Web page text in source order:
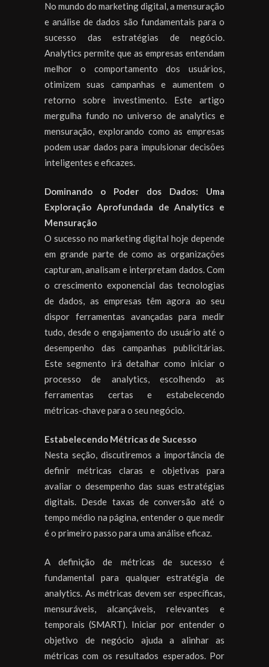
No mundo do marketing digital, a mensuração
e análise de dados são fundamentais para o
sucesso das estratégias de negócio.
Analytics permite que as empresas entendam
melhor o comportamento dos usuários,
otimizem suas campanhas e aumentem o
retorno sobre investimento. Este artigo
mergulha fundo no universo de analytics e
mensuração, explorando como as empresas
podem usar dados para impulsionar decisões
inteligentes e eficazes.
Dominando o Poder dos Dados: Uma
Exploração Aprofundada de Analytics e
Mensuração
O sucesso no marketing digital hoje depende
em grande parte de como as organizações
capturam, analisam e interpretam dados. Com
o crescimento exponencial das tecnologias
de dados, as empresas têm agora ao seu
dispor ferramentas avançadas para medir
tudo, desde o engajamento do usuário até o
desempenho das campanhas publicitárias.
Este segmento irá detalhar como iniciar o
processo de analytics, escolhendo as
ferramentas certas e estabelecendo
métricas-chave para o seu negócio.
Estabelecendo Métricas de Sucesso
Nesta seção, discutiremos a importância de
definir métricas claras e objetivas para
avaliar o desempenho das suas estratégias
digitais. Desde taxas de conversão até o
tempo médio na página, entender o que medir
é o primeiro passo para uma análise eficaz.
A definição de métricas de sucesso é
fundamental para qualquer estratégia de
analytics. As métricas devem ser específicas,
mensuráveis, alcançáveis, relevantes e
temporais (SMART). Iniciar por entender o
objetivo de negócio ajuda a alinhar as
métricas com os resultados esperados. Por